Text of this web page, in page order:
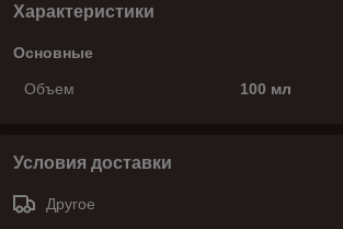
Характеристики
Основные
Объем 100 мл
Условия доставки
Другое